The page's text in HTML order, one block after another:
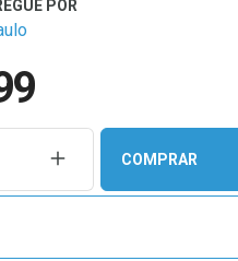
UNIDADEAUMENTAR UMA
COMPRAR